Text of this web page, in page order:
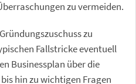
zu vermeiden.
zu
Fallstricke eventuell
Businessplan über die
hin zu wichtigen Fragen